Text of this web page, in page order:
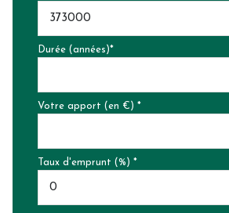
Durée (années)*
Votre apport (en €) *
Taux d'emprunt (%) *